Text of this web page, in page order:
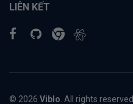
LIÊN KẾT
© 2026 Viblo . All rights reserved.